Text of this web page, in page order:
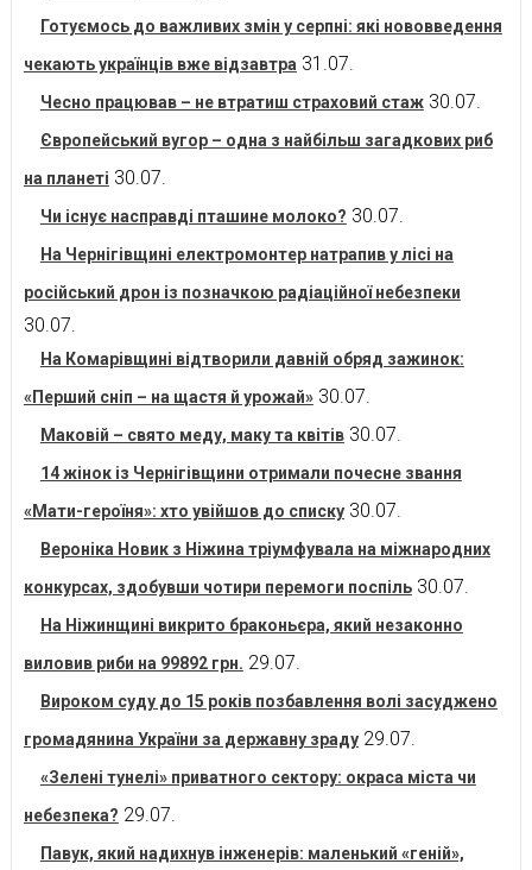
Готуємось до важливих змін у серпні: які нововведення
чекають українців вже відзавтра 31.07.
Чесно працював – не втратиш страховий стаж 30.07.
Європейський вугор – одна з найбільш загадкових риб
на планеті 30.07.
Чи існує насправді пташине молоко? 30.07.
На Чернігівщині електромонтер натрапив у лісі на
російський дрон із позначкою радіаційної небезпеки
30.07.
На Комарівщині відтворили давній обряд зажинок:
«Перший сніп – на щастя й урожай» 30.07.
Маковій – свято меду, маку та квітів 30.07.
14 жінок із Чернігівщини отримали почесне звання
«Мати-героїня»: хто увійшов до списку 30.07.
Вероніка Новик з Ніжина тріумфувала на міжнародних
конкурсах, здобувши чотири перемоги поспіль 30.07.
На Ніжинщині викрито браконьєра, який незаконно
виловив риби на 99892 грн. 29.07.
Вироком суду до 15 років позбавлення волі засуджено
громадянина України за державну зраду 29.07.
«Зелені тунелі» приватного сектору: окраса міста чи
небезпека? 29.07.
Павук, який надихнув інженерів: маленький «геній»,